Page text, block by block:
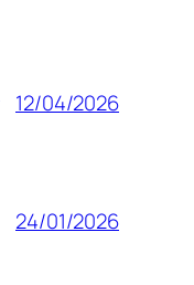
12/04/2026
24/01/2026